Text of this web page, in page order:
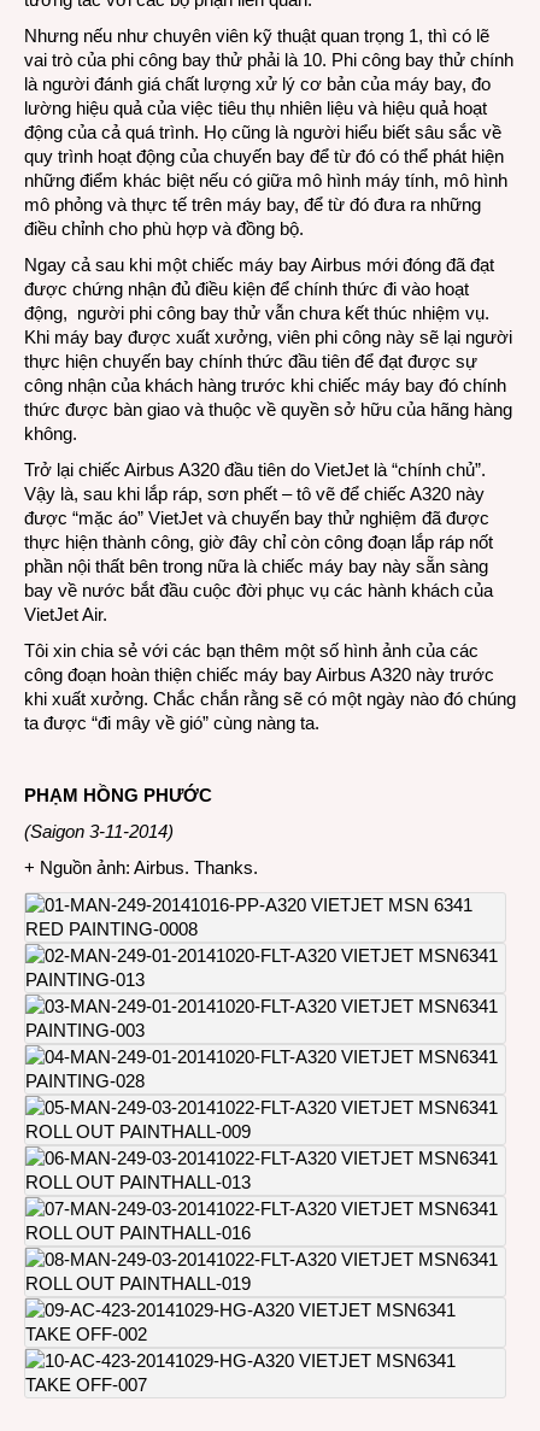
Nhưng nếu như chuyên viên kỹ thuật quan trọng 1, thì có lẽ
vai trò của phi công bay thử phải là 10. Phi công bay thử chính
là người đánh giá chất lượng xử lý cơ bản của máy bay, đo
lường hiệu quả của việc tiêu thụ nhiên liệu và hiệu quả hoạt
động của cả quá trình. Họ cũng là người hiểu biết sâu sắc về
quy trình hoạt động của chuyến bay để từ đó có thể phát hiện
những điểm khác biệt nếu có giữa mô hình máy tính, mô hình
mô phỏng và thực tế trên máy bay, để từ đó đưa ra những
điều chỉnh cho phù hợp và đồng bộ.
Ngay cả sau khi một chiếc máy bay Airbus mới đóng đã đạt
được chứng nhận đủ điều kiện để chính thức đi vào hoạt
động, người phi công bay thử vẫn chưa kết thúc nhiệm vụ.
Khi máy bay được xuất xưởng, viên phi công này sẽ lại người
thực hiện chuyến bay chính thức đầu tiên để đạt được sự
công nhận của khách hàng trước khi chiếc máy bay đó chính
thức được bàn giao và thuộc về quyền sở hữu của hãng hàng
không.
Trở lại chiếc Airbus A320 đầu tiên do VietJet là “chính chủ”.
Vậy là, sau khi lắp ráp, sơn phết – tô vẽ để chiếc A320 này
được “mặc áo” VietJet và chuyến bay thử nghiệm đã được
thực hiện thành công, giờ đây chỉ còn công đoạn lắp ráp nốt
phần nội thất bên trong nữa là chiếc máy bay này sẵn sàng
bay về nước bắt đầu cuộc đời phục vụ các hành khách của
VietJet Air.
Tôi xin chia sẻ với các bạn thêm một số hình ảnh của các
công đoạn hoàn thiện chiếc máy bay Airbus A320 này trước
khi xuất xưởng. Chắc chắn rằng sẽ có một ngày nào đó chúng
ta được “đi mây về gió” cùng nàng ta.
PHẠM HỒNG PHƯỚC
(Saigon 3-11-2014)
+ Nguồn ảnh: Airbus. Thanks.